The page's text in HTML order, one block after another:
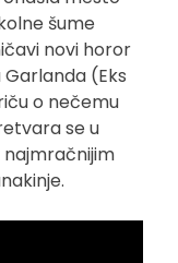
šume
novi horor
(Eks
o nečemu
se u